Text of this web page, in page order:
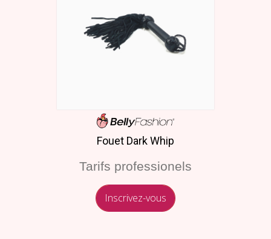
Fouet Dark Whip
Tarifs professionels
Inscrivez-vous